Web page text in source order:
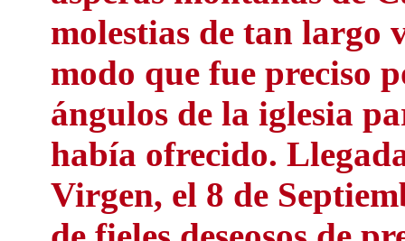
molestias de tan largo
modo que fue preciso
ángulos de la iglesia
había ofrecido.
Virgen, el 8 de